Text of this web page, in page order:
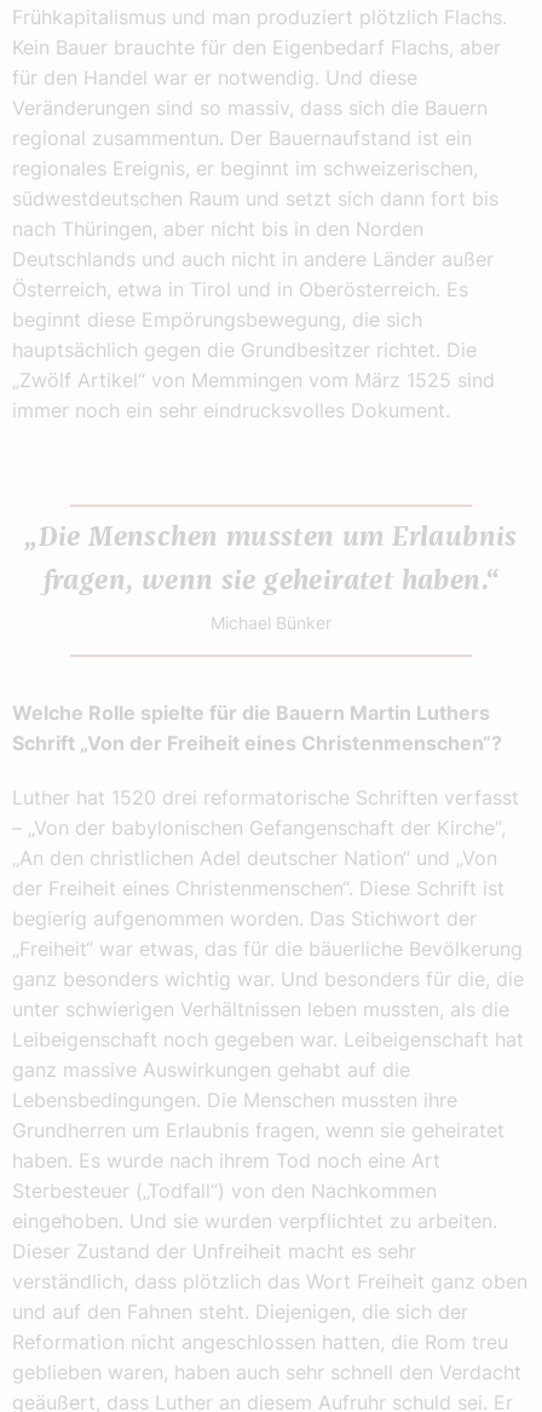
Frühkapitalismus und man produziert plötzlich Flachs.
Kein Bauer brauchte für den Eigenbedarf Flachs, aber
für den Handel war er notwendig. Und diese
Veränderungen sind so massiv, dass sich die Bauern
regional zusammentun. Der Bauernaufstand ist ein
regionales Ereignis, er beginnt im schweizerischen,
südwestdeutschen Raum und setzt sich dann fort bis
nach Thüringen, aber nicht bis in den Norden
Deutschlands und auch nicht in andere Länder außer
Österreich, etwa in Tirol und in Oberösterreich. Es
beginnt diese Empörungsbewegung, die sich
hauptsächlich gegen die Grundbesitzer richtet. Die
„Zwölf Artikel“ von Memmingen vom März 1525 sind
immer noch ein sehr eindrucksvolles Dokument.
„Die Menschen mussten um Erlaubnis
fragen, wenn sie geheiratet haben.“
Michael Bünker
Welche Rolle spielte für die Bauern Martin Luthers
Schrift „Von der Freiheit eines Christenmenschen“?
Luther hat 1520 drei reformatorische Schriften verfasst
– „Von der babylonischen Gefangenschaft der Kirche“,
„An den christlichen Adel deutscher Nation“ und „Von
der Freiheit eines Christenmenschen“. Diese Schrift ist
begierig aufgenommen worden. Das Stichwort der
„Freiheit“ war etwas, das für die bäuerliche Bevölkerung
ganz besonders wichtig war. Und besonders für die, die
unter schwierigen Verhältnissen leben mussten, als die
Leibeigenschaft noch gegeben war. Leibeigenschaft hat
ganz massive Auswirkungen gehabt auf die
Lebensbedingungen. Die Menschen mussten ihre
Grundherren um Erlaubnis fragen, wenn sie geheiratet
haben. Es wurde nach ihrem Tod noch eine Art
Sterbesteuer („Todfall“) von den Nachkommen
eingehoben. Und sie wurden verpflichtet zu arbeiten.
Dieser Zustand der Unfreiheit macht es sehr
verständlich, dass plötzlich das Wort Freiheit ganz oben
und auf den Fahnen steht. Diejenigen, die sich der
Reformation nicht angeschlossen hatten, die Rom treu
geblieben waren, haben auch sehr schnell den Verdacht
geäußert, dass Luther an diesem Aufruhr schuld sei. Er